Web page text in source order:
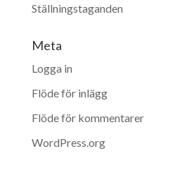
Ställningstaganden
Meta
Logga in
Flöde för inlägg
Flöde för kommentarer
WordPress.org